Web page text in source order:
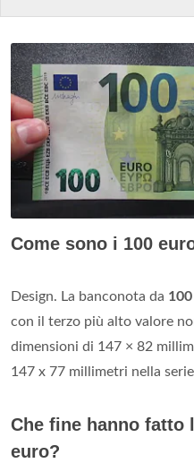
Come sono i 100
Design. La banconota da
con il terzo più alto valore
dimensioni di 147 × 82
147 x 77 millimetri nella
Che fine hanno fatto
euro?